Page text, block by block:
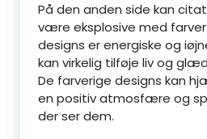
På den anden side kan
være eksplosive med
designs er energiske og
kan virkelig tilføje liv og
De farverige designs kan
en positiv atmosfære og
der ser dem.